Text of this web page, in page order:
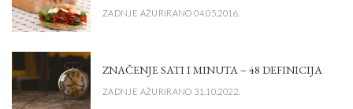
ZADNJE AŽURIRANO 04.05.2016.
ZNAČENJE SATI I MINUTA – 48 DEFINICIJA
ZADNJE AŽURIRANO 31.10.2022.